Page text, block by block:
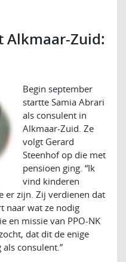
Alkmaar-Zuid:
Begin september
startte Samia Abrari
als consulent in
Alkmaar-Zuid. Ze
volgt Gerard
Steenhof op die met
pensioen ging. “Ik
vind kinderen
er zijn. Zij verdienen dat
naar wat ze nodig
en missie van PPO-NK
dat dit de enige
consulent.”